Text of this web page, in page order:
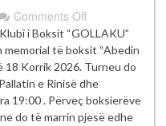
Comments Offon
Federata
e
Boksit
e
Kosovës
vazhdon
i Boksit “GOLLAKU”
të boksit “Abedin
18 Korrik 2026. Turneu do
e Rinisë dhe
19:00 . Përveç boksierëve
do të marrin pjesë edhe